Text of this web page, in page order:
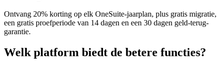
Ontvang 20% korting op elk OneSuite-jaarplan, plus gratis migratie,
een gratis proefperiode van 14 dagen en een 30 dagen geld-terug-
garantie.
Welk platform biedt de betere functies?